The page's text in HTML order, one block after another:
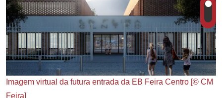
Imagem virtual da futura entrada da EB Feira Centro [© CM
Feira]